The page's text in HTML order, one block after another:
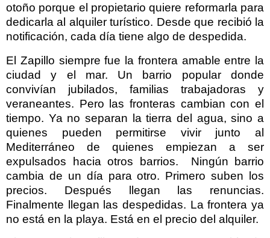
otoño porque el propietario quiere reformarla para
dedicarla al alquiler turístico. Desde que recibió la
notificación, cada día tiene algo de despedida.
El Zapillo siempre fue la frontera amable entre la
ciudad y el mar. Un barrio popular donde
convivían jubilados, familias trabajadoras y
veraneantes. Pero las fronteras cambian con el
tiempo. Ya no separan la tierra del agua, sino a
quienes pueden permitirse vivir junto al
Mediterráneo de quienes empiezan a ser
expulsados hacia otros barrios.
Ningún barrio
cambia de un día para otro. Primero suben los
precios. Después llegan las renuncias.
Finalmente llegan las despedidas. La frontera ya
no está en la playa. Está en el precio del alquiler.